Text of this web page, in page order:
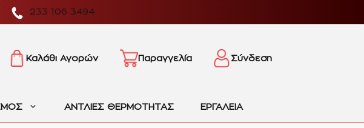
233 106 3494
Καλάθι Αγορών Παραγγελία Σύνδεση
ΑΝΤΛΙΕΣ ΘΕΡΜΟΤΗΤΑΣ ΕΡΓΑΛΕΙΑ